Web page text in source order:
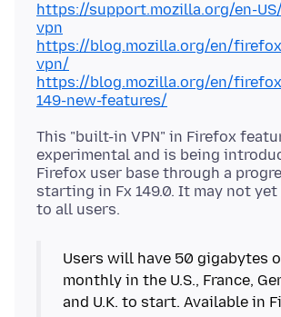
https://support.mozilla.org/en-
vpn
https://blog.mozilla.org/en/
vpn/
https://blog.mozilla.org/en/
149-new-features/
This "built-in VPN" in Firefox
experimental and is being
Firefox user base through a
starting in Fx 149.0. It may not
Users will have 50 gigabytes
monthly in the U.S., France,
and U.K. to start. Available in